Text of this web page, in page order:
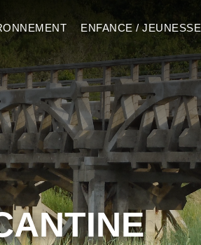
ENFANCE / JEUNESSE